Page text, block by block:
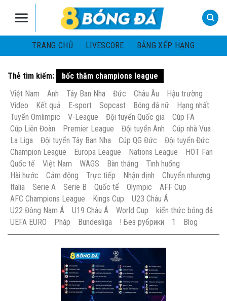
TRANG CHỦ
LIVESCORE BẢNG XẾP HẠNG
Thẻ tìm kiếm:
bốc thăm champions league
Việt Nam
Anh Tây Ban Nha Đức Châu Âu
Hậu trường
Video
Kết quả E-sport Sopcast Bóng đá nữ
Hạng nhất
Tuyển Omlimpic
V-League Đội tuyển Quốc gia
Cúp FA
Cúp Liên Đoàn
Premier League Đội tuyển Anh
Cúp nhà Vua
La Liga
Đội tuyển Tây Ban Nha Cúp QG Đức
Đội tuyển Đức
Champion League
Europa League Nations League
HOT Fan
Quốc tế
Việt Nam WAGS Bàn thắng
Tình huống
Hài hước
Cảm động Trực tiếp Nhận định
Chuyển nhượng
Italia
Serie A Serie B Quốc tế Olympic
AFF Cup
AFC Champions League
Kings Cup
U23 Châu Á
U22 Đông Nam Á
U19 Châu Á World Cup
kiến thức bóng đá
UEFA EURO
Pháp Bundesliga ! Без рубрики 1 Blog